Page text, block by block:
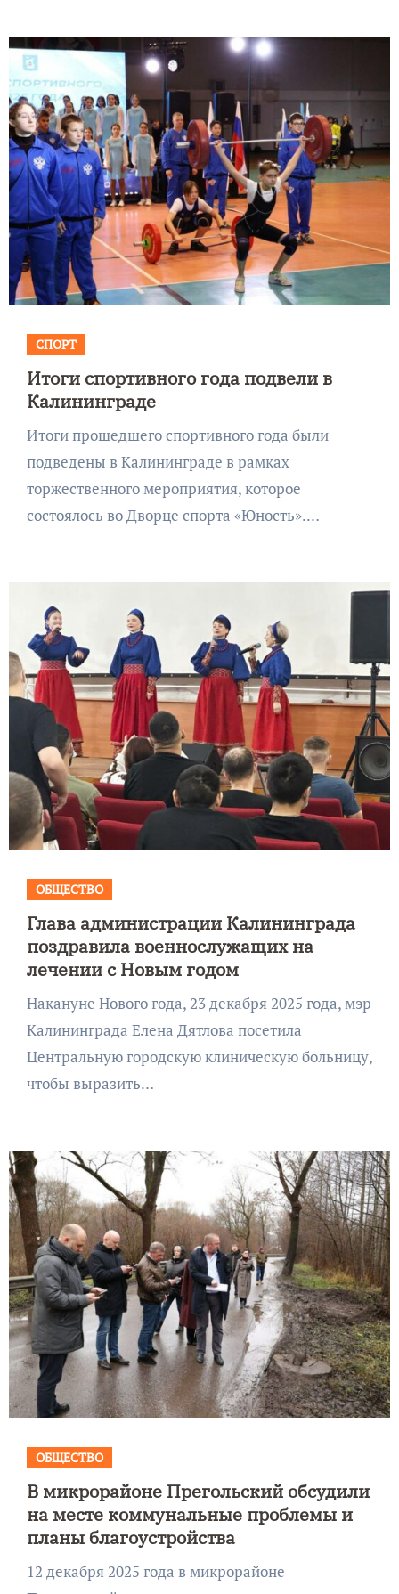
СПОРТ
Итоги спортивного года подвели в
Калининграде
Итоги прошедшего спортивного года были
подведены в Калининграде в рамках
торжественного мероприятия, которое
состоялось во Дворце спорта «Юность».…
ОБЩЕСТВО
Глава администрации Калининграда
поздравила военнослужащих на
лечении с Новым годом
Накануне Нового года, 23 декабря 2025 года, мэр
Калининграда Елена Дятлова посетила
Центральную городскую клиническую больницу,
чтобы выразить…
ОБЩЕСТВО
В микрорайоне Прегольский обсудили
на месте коммунальные проблемы и
планы благоустройства
12 декабря 2025 года в микрорайоне